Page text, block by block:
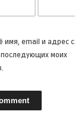
Морин Джонсон,
имя, email и адрес
моих